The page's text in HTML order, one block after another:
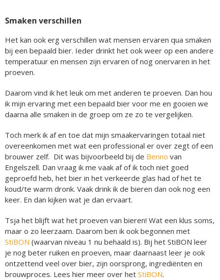
Smaken verschillen
Het kan ook erg verschillen wat mensen ervaren qua smaken
bij een bepaald bier. Ieder drinkt het ook weer op een andere
temperatuur en mensen zijn ervaren of nog onervaren in het
proeven.
Daarom vind ik het leuk om met anderen te proeven. Dan hou
ik mijn ervaring met een bepaald bier voor me en gooien we
daarna alle smaken in de groep om ze zo te vergelijken.
Toch merk ik af en toe dat mijn smaakervaringen totaal niet
overeenkomen met wat een professional er over zegt of een
brouwer zelf. Dit was bijvoorbeeld bij de Benno van
Engelszell. Dan vraag ik me vaak af of ik toch niet goed
geproefd heb, het bier in het verkeerde glas had of het te
koud/te warm dronk. Vaak drink ik de bieren dan ook nog een
keer. En dan kijken wat je dan ervaart.
Tsja het blijft wat het proeven van bieren! Wat een klus soms,
maar o zo leerzaam. Daarom ben ik ook begonnen met
StiBON (waarvan niveau 1 nu behaald is). Bij het StiBON leer
je nog beter ruiken en proeven, maar daarnaast leer je ook
ontzettend veel over bier, zijn oorsprong, ingrediënten en
brouwproces. Lees hier meer over het StiBON.